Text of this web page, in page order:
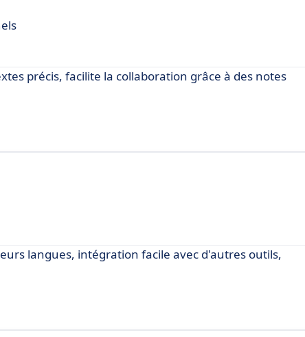
précis, facilite la collaboration grâce à des notes
langues, intégration facile avec d'autres outils,